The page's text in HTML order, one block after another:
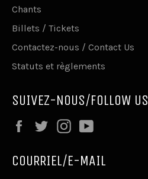
Chants
Billets / Tickets
Contactez-nous / Contact Us
Statuts et règlements
SUIVEZ-NOUS/FOLLOW US
Facebook
TwitterInstagram
COURRIEL/E-MAIL